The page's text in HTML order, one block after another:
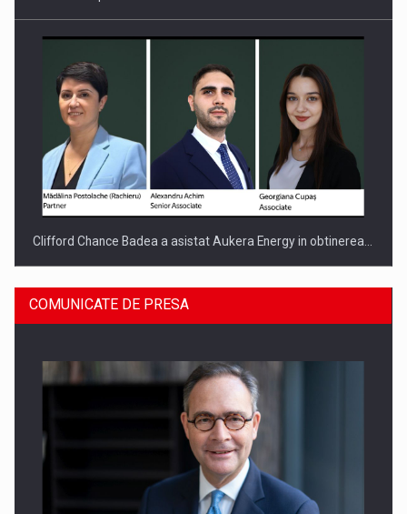
Clifford Chance Badea a asistat Aukera Energy in obtinerea…
SAPTE PERSONALITATI DIN MEDIUL DE AFACERI, ACADEMIC
COMUNICATE DE PRESA